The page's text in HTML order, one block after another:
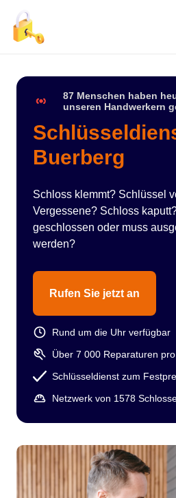
87 Menschen haben
unseren Handwerkern
Buerberg
Schloss klemmt? Schlüssel
Vergessene? Schloss
geschlossen oder muss
werden?
Rufen Sie jetzt an
Rund um die Uhr verfügbar
Über 7 000 Reparaturen
Schlüsseldienst zum
Netzwerk von 1578